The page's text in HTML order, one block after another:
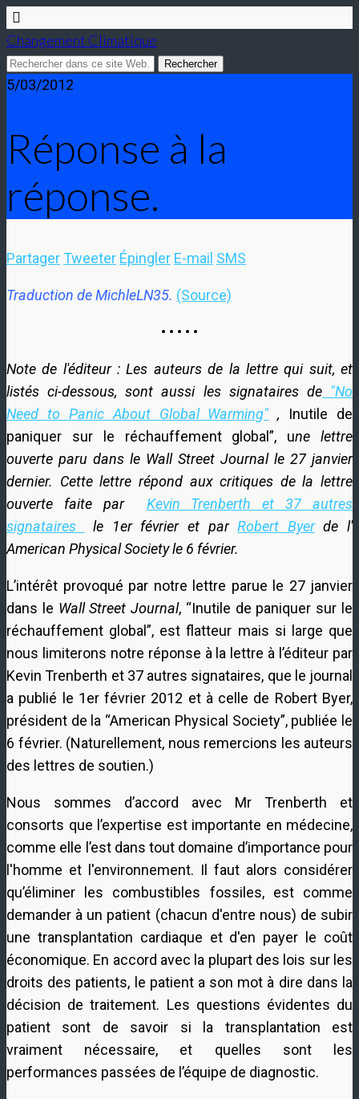
Changement Climatique
5/03/2012
Réponse à la
réponse.
Partager Tweeter Épingler E-mail SMS
Traduction de MichleLN35. (Source)
• • • • •
Note de l'éditeur : Les auteurs de la lettre qui suit, et
listés ci-dessous, sont aussi les signataires de"No
Need to Panic About Global Warming" , Inutile de
paniquer sur le réchauffement global”, une lettre
ouverte paru dans le Wall Street Journal le 27 janvier
dernier. Cette lettre répond aux critiques de la lettre
ouverte faite par Kevin Trenberth et 37 autres
signataires
le 1er février et parRobert Byerde l'
American Physical Society le 6 février.
L’intérêt provoqué par notre lettre parue le 27 janvier
dans le Wall Street Journal, “Inutile de paniquer sur le
réchauffement global”, est flatteur mais si large que
nous limiterons notre réponse à la lettre à l’éditeur par
Kevin Trenberth et 37 autres signataires, que le journal
a publié le 1er février 2012 et à celle de Robert Byer,
président de la “American Physical Society”, publiée le
6 février. (Naturellement, nous remercions les auteurs
des lettres de soutien.)
Nous sommes d’accord avec Mr Trenberth et
consorts que l’expertise est importante en médecine,
comme elle l’est dans tout domaine d’importance pour
l'homme et l'environnement. Il faut alors considérer
qu’éliminer les combustibles fossiles, est comme
demander à un patient (chacun d'entre nous) de subir
une transplantation cardiaque et d'en payer le coût
économique. En accord avec la plupart des lois sur les
droits des patients, le patient a son mot à dire dans la
décision de traitement. Les questions évidentes du
patient sont de savoir si la transplantation est
vraiment nécessaire, et quelles sont les
performances passées de l’équipe de diagnostic.